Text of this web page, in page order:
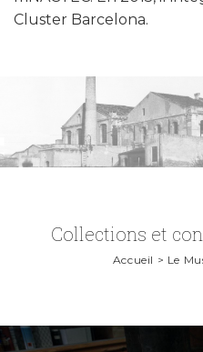
Cluster Barcelona.
Collections et
Accueil > Le